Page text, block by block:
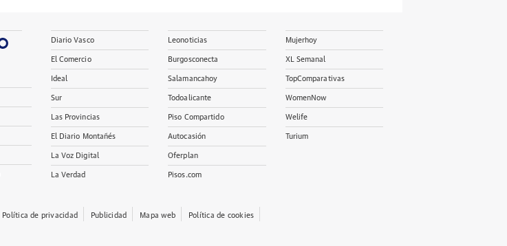
Diario Vasco
El Comercio
Ideal
Sur
Las Provincias
El Diario Montañés
La Voz Digital
La Verdad
Leonoticias
Burgosconecta
Salamancahoy
Todoalicante
Piso Compartido
Autocasión
Oferplan
Pisos.com
Mujerhoy
XL Semanal
TopComparativas
WomenNow
Welife
Turium
Política de privacidad Publicidad Mapa web Política de cookies